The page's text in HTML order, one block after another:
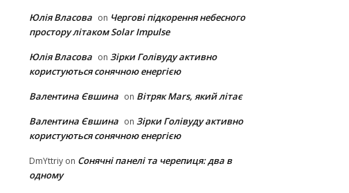
Юлія Власова on Чергові підкорення небесного
простору літаком Solar Impulse
Юлія Власова on Зірки Голівуду активно
користуються сонячною енергією
Валентина Євшина on Вітряк Mars, який літає
Валентина Євшина on Зірки Голівуду активно
користуються сонячною енергією
DmYttriy on Сонячні панелі та черепиця: два в
одному